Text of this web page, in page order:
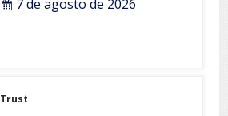
7 de agosto de 2026
Trust